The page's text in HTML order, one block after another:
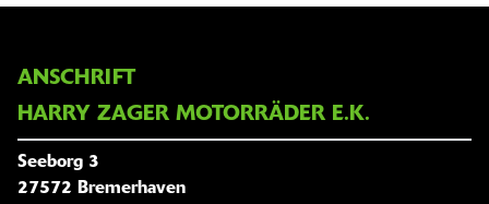
ANSCHRIFT
HARRY ZAGER MOTORRÄDER E.K.
Seeborg 3
27572 Bremerhaven